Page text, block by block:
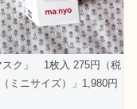
スク」 1枚入 275円（税
ミニサイズ）」1,980円